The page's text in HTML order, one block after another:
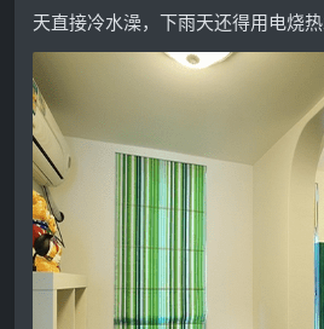
天直接冷水澡，下雨天还得用电烧热